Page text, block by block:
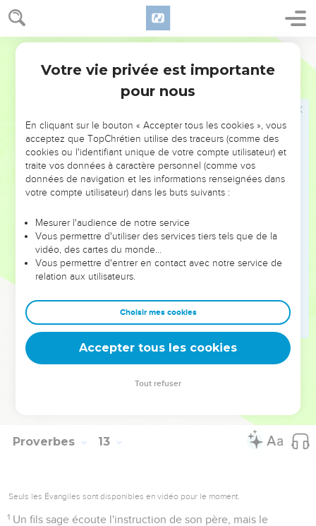
Proverbes 12
18 Celui qui parle à la légère blesse comme une épée, tandis
que la langue des sages apporte la guérison.
que la langue mensongère ne subsiste qu'un instant.
La tromperie est dans le cœur de ceux qui méditent le
Aucun trouble n’atteint le juste, tandis que les méchants
sont accablés de maux.
Les lèvres mensongères font horreur à l'Eternel, tandis
que ceux qui agissent avec fidélité lui sont agréables.
cœur des hommes stupides proclame leur folie.
La main des personnes actives dominera, tandis que la
main nonchalante sera astreinte à la corvée.
L’homme peut rabattre l’inquiétude qui est dans son
cœur, mais une bonne parole la fera tourner en joie.
Le juste apprend de son prochain, mais la voie
qu'empruntent les méchants les égare.
L’homme nonchalant ne rôtit pas son gibier, mais l’activité
Proverbes 13
Seuls les Évangiles sont disponibles en vidéo pour le moment.
1 Un fils sage écoute l'instruction de son père, mais le
Votre vie privée est importante
pour nous
En cliquant sur le bouton « Accepter tous les cookies », vous
acceptez que TopChrétien utilise des traceurs (comme des
cookies ou l'identifiant unique de votre compte utilisateur) et
traite vos données à caractère personnel (comme vos
données de navigation et les informations renseignées dans
votre compte utilisateur) dans les buts suivants :
Mesurer l'audience de notre service
Vous permettre d'utiliser des services tiers tels que de la
vidéo, des cartes du monde…
Vous permettre d'entrer en contact avec notre service de
relation aux utilisateurs.
Choisir mes cookies
Accepter tous les cookies
Tout refuser